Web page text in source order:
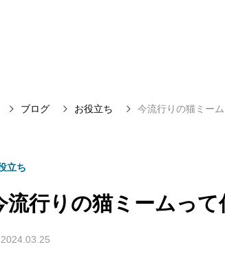
ブログ お役立ち 今流行りの猫ミー
立ち
流行りの猫ミームっ
2024.03.25